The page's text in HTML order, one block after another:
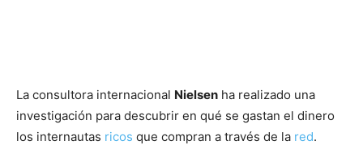
La consultora internacional Nielsen ha realizado una
investigación para descubrir en qué se gastan el dinero
los internautas ricos que compran a través de la red.